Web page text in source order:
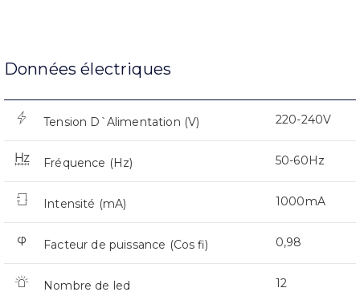
Données électriques
Tension D`Alimentation (V) 220-240V
Fréquence (Hz) 50-60Hz
Intensité (mA) 1000mA
Facteur de puissance (Cos fi) 0,98
Nombre de led 12